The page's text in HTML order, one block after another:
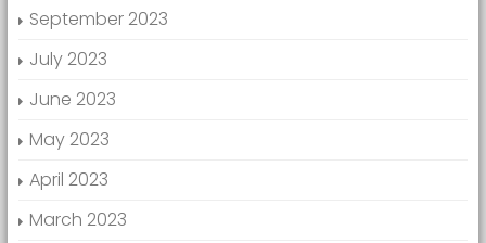
September 2023
July 2023
June 2023
May 2023
April 2023
March 2023